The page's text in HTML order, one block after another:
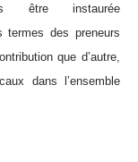
être instaurée
termes des preneurs
que d’autre,
dans l’ensemble